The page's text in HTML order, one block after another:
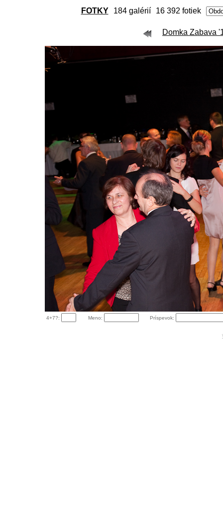
FOTKY 184 galérií 16 392 fotiek
Domka Zabava
4+7?: Meno: Príspevok: